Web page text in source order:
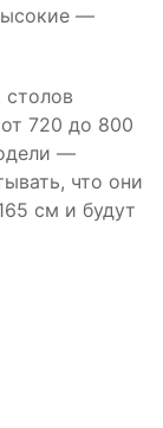
—
720 до 800
—
что они
см и будут